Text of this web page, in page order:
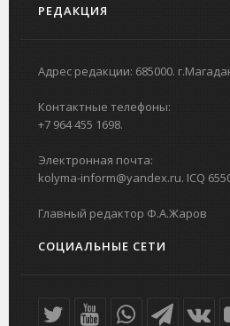
РЕДАКЦИЯ
Адрес редакции: 685000.
Контактные телефоны:
+7 964 455 1698.
Электронная почта:
kolyma-inform@yandex.ru. ICQ
Главный редактор Ф.А.Жаров
СОЦИАЛЬНЫЕ СЕТИ